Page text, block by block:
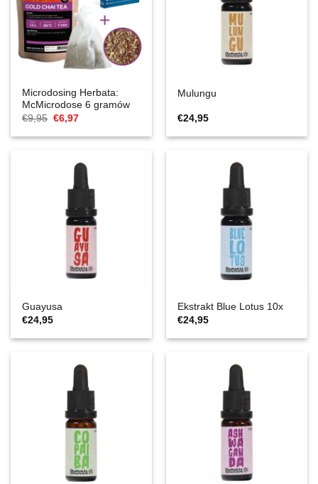
Microdosing Herbata:
McMicrodose 6 gramów
€9,95 Cena
Original
wynosiła:
€6,97Aktualna
to:
Mulungu
€24,95
Guayusa
€24,95
Ekstrakt Blue Lotus 10x
€24,95